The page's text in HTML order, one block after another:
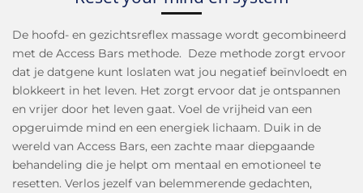
De hoofd- en gezichtsreflex massage wordt gecombineerd
met de Access Bars methode. Deze methode zorgt ervoor
dat je datgene kunt loslaten wat jou negatief beïnvloedt en
blokkeert in het leven. Het zorgt ervoor dat je ontspannen
en vrijer door het leven gaat. Voel de vrijheid van een
opgeruimde mind en een energiek lichaam. Duik in de
wereld van Access Bars, een zachte maar diepgaande
behandeling die je helpt om mentaal en emotioneel te
resetten. Verlos jezelf van belemmerende gedachten,